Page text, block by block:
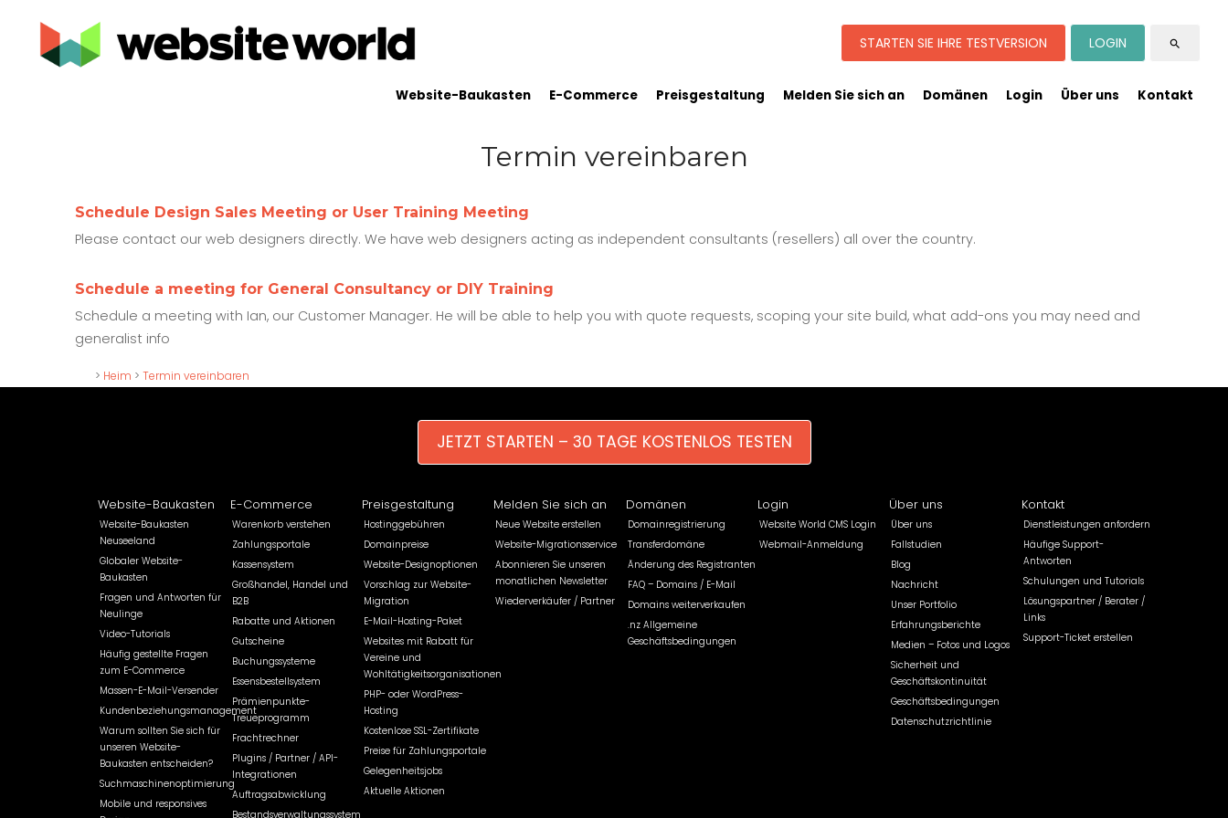
Website-Baukasten E-Commerce Preisgestaltung Melden Sie sich an Domänen Login Über uns Kontakt
STARTEN SIE IHRE TESTVERSION LOGIN search
Termin vereinbaren
Schedule Design Sales Meeting or User Training Meeting
Please contact our web designers directly. We have web designers acting as independent consultants (resellers) all over the country.
Schedule a meeting for General Consultancy or DIY Training
Schedule a meeting with Ian, our Customer Manager. He will be able to help you with quote requests, scoping your site build, what add-ons you may need and
generalist info
> Heim > Termin vereinbaren
JETZT STARTEN – 30 TAGE KOSTENLOS TESTEN
Website-Baukasten
Website-Baukasten
Neuseeland
Globaler Website-
Baukasten
Fragen und Antworten für
Neulinge
Video-Tutorials
Häufig gestellte Fragen
zum E-Commerce
Massen-E-Mail-Versender
Kundenbeziehungsmanagement
Warum sollten Sie sich für
unseren Website-
Baukasten entscheiden?
Suchmaschinenoptimierung
Mobile und responsives
E-Commerce
Warenkorb verstehen
Zahlungsportale
Kassensystem
Großhandel, Handel und
B2B
Rabatte und Aktionen
Gutscheine
Buchungssysteme
Essensbestellsystem
Prämienpunkte-
Treueprogramm
Frachtrechner
Plugins / Partner / API-
Integrationen
Auftragsabwicklung
Bestandsverwaltungssystem
Preisgestaltung
Hostinggebühren
Domainpreise
Website-Designoptionen
Vorschlag zur Website-
Migration
E-Mail-Hosting-Paket
Websites mit Rabatt für
Vereine und
Wohltätigkeitsorganisationen
PHP- oder WordPress-
Hosting
Kostenlose SSL-Zertifikate
Preise für Zahlungsportale
Gelegenheitsjobs
Aktuelle Aktionen
Melden Sie sich an
Neue Website erstellen
Website-Migrationsservice
Abonnieren Sie unseren
monatlichen Newsletter
Wiederverkäufer / Partner
Domänen
Domainregistrierung
Transferdomäne
Änderung des Registranten
FAQ – Domains / E-Mail
Domains weiterverkaufen
.nz Allgemeine
Geschäftsbedingungen
Login
Website World CMS Login
Webmail-Anmeldung
Über uns
Über uns
Fallstudien
Blog
Nachricht
Unser Portfolio
Erfahrungsberichte
Medien – Fotos und Logos
Sicherheit und
Geschäftskontinuität
Geschäftsbedingungen
Datenschutzrichtlinie
Kontakt
Dienstleistungen anfordern
Häufige Support-
Antworten
Schulungen und Tutorials
Lösungspartner / Berater /
Links
Support-Ticket erstellen